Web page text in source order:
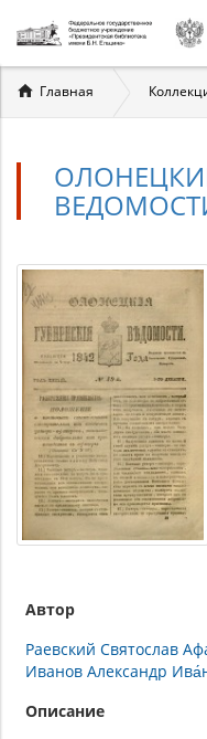
Вы
здесь
Главная
Автор
Раевский Святослав
Иванов Александр
Описание